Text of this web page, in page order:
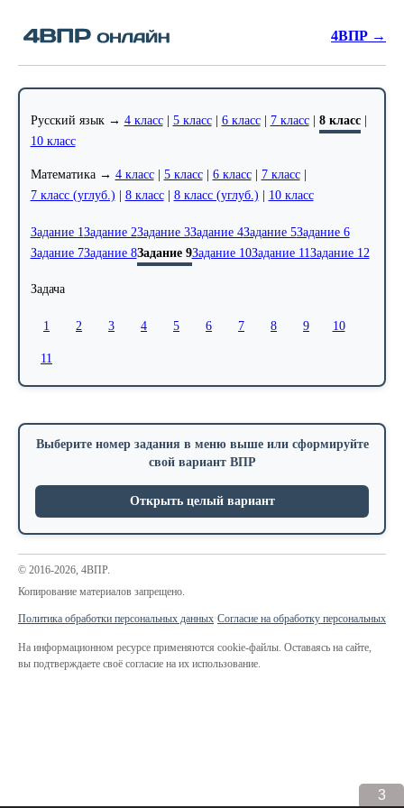
4ВПР →
Русский язык → 4 класс| 5 класс| 6 класс| 7 класс| 8 класс|
10 класс
Математика → 4 класс| 5 класс| 6 класс| 7 класс|
7 класс (углуб.) | 8 класс| 8 класс (углуб.) | 10 класс
Задание 1Задание 2Задание 3Задание 4Задание 5Задание 6
Задание 7Задание 8Задание 9Задание 10Задание 11Задание 12
Задача
1 2 3 4 5 6 7 8 9 10
11
Выберите номер задания в меню выше или сформируйте
свой вариант ВПР
Открыть целый вариант
3
© 2016-2026, 4ВПР.
Копирование материалов запрещено.
Политика обработки персональных данных·Согласие на обработку персональных
На информационном ресурсе применяются cookie-файлы. Оставаясь на сайте,
вы подтверждаете своё согласие на их использование.